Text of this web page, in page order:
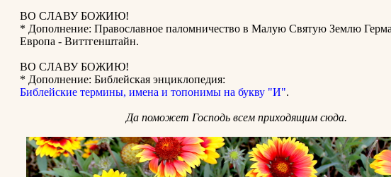
ВО СЛАВУ БОЖИЮ!
* Дополнение: Православное паломничество в Малую Святую Землю
Европа - Виттгенштайн.
ВО СЛАВУ БОЖИЮ!
* Дополнение: Библейская энциклопедия:
Библейские термины, имена и топонимы на букву "И".
Да поможет Господь всем приходящим сюда.